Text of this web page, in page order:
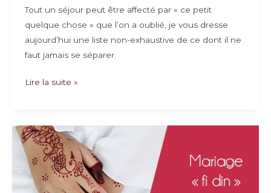
Tout un séjour peut être affecté par « ce petit
quelque chose » que l’on a oublié, je vous dresse
aujourd’hui une liste non-exhaustive de ce dont il ne
faut jamais se séparer.
Le
survie
de
la
musulmane
en
Lire la suite »